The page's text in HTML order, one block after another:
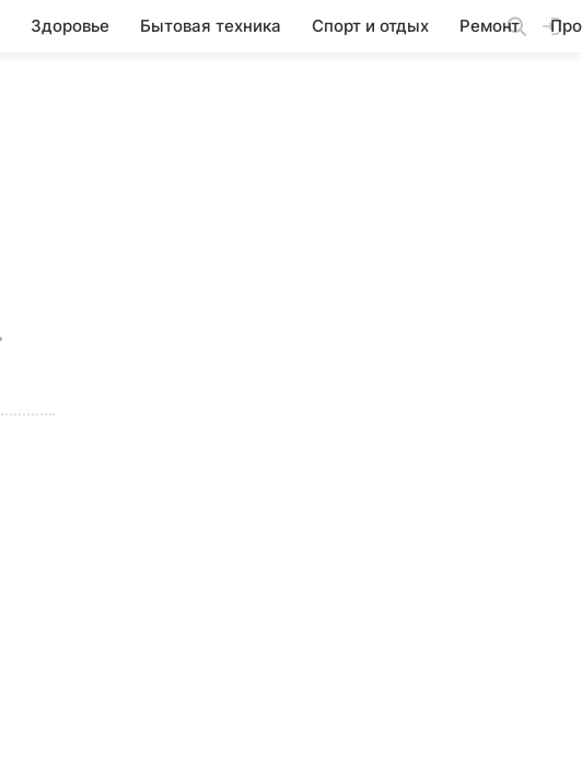
Здоровье Бытовая техника Спорт и отдых Ремонт